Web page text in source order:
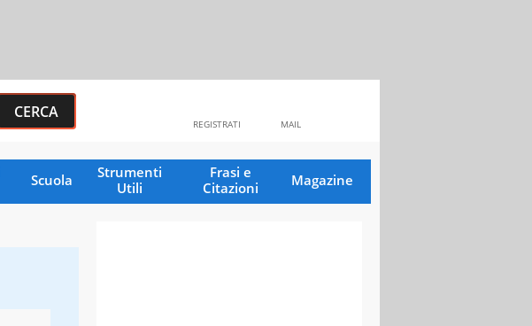
MAIL
REGISTRATI
Scuola
Strumenti
Utili
Frasi e
Citazioni
Magazine